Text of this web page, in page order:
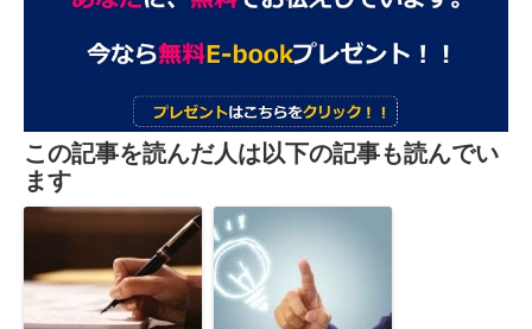
この記事を読んだ人は以下の記事も読んでい
ます